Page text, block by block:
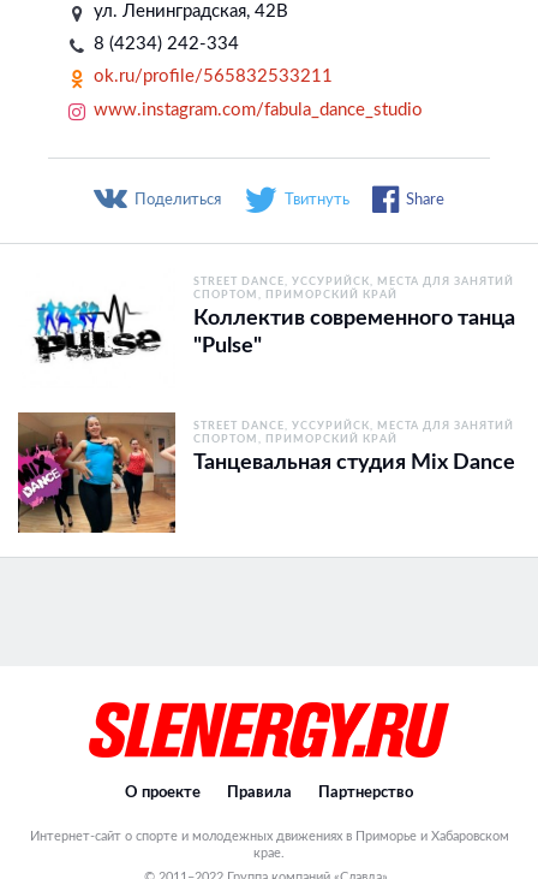
ул. Ленинградская, 42В
8 (4234) 242-334
ok.ru/profile/565832533211
www.instagram.com/fabula_dance_studio
Поделиться Твитнуть Share
STREET DANCE УССУРИЙСК
МЕСТА ДЛЯ ЗАНЯТИЙ
СПОРТОМ
ПРИМОРСКИЙ КРАЙ
Коллектив современного танца
"Pulse"
STREET DANCE УССУРИЙСК
МЕСТА ДЛЯ ЗАНЯТИЙ
СПОРТОМ
ПРИМОРСКИЙ КРАЙ
Танцевальная студия Mix Dance
О проекте Правила Партнерство
Интернет-сайт о спорте и молодежных движениях в Приморье и Хабаровском
крае.